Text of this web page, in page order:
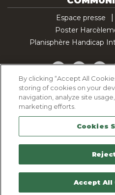
Espace presse
Poster
Planisphère Handicap
Facebook
Twitter
Politique
Politique de
Mentions
Plan
By clicking “Accept All
storing of cookies on your
navigation, analyze site
marketing efforts.
Cookies
Accept All